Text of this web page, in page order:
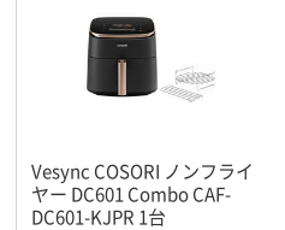
Vesync COSORI ノンフライ
ヤー DC601 Combo CAF-
DC601-KJPR 1台